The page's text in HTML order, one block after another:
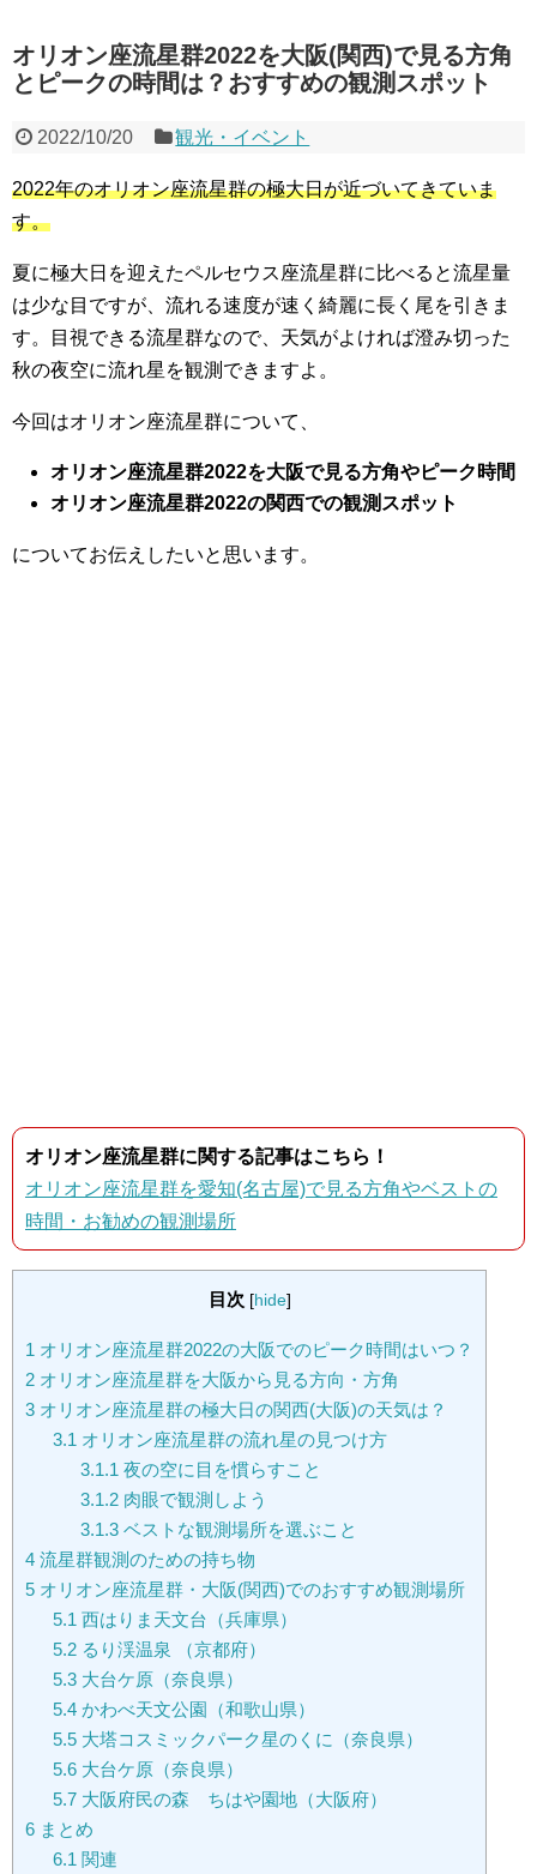
オリオン座流星群2022を大阪(関西)で見る方角
とピークの時間は？おすすめの観測スポット
2022/10/20 観光・イベント
2022年のオリオン座流星群の極大日が近づいてきていま
す。
夏に極大日を迎えたペルセウス座流星群に比べると流星量
は少な目ですが、流れる速度が速く綺麗に長く尾を引きま
す。目視できる流星群なので、天気がよければ澄み切った
秋の夜空に流れ星を観測できますよ。
今回はオリオン座流星群について、
オリオン座流星群2022を大阪で見る方角やピーク時間
オリオン座流星群2022の関西での観測スポット
についてお伝えしたいと思います。
オリオン座流星群に関する記事はこちら！
オリオン座流星群を愛知(名古屋)で見る方角やベストの
時間・お勧めの観測場所
目次 [hide]
1 オリオン座流星群2022の大阪でのピーク時間はいつ？
2 オリオン座流星群を大阪から見る方向・方角
3 オリオン座流星群の極大日の関西(大阪)の天気は？
3.1 オリオン座流星群の流れ星の見つけ方
3.1.1 夜の空に目を慣らすこと
3.1.2肉眼で観測しよう
3.1.3ベストな観測場所を選ぶこと
4 流星群観測のための持ち物
5 オリオン座流星群・大阪(関西)でのおすすめ観測場所
5.1 西はりま天文台（兵庫県）
5.2るり渓温泉 （京都府）
5.3大台ケ原（奈良県）
5.4かわべ天文公園（和歌山県）
5.5大塔コスミックパーク星のくに（奈良県）
5.6大台ケ原（奈良県）
5.7大阪府民の森 ちはや園地（大阪府）
6 まとめ
6.1 関連